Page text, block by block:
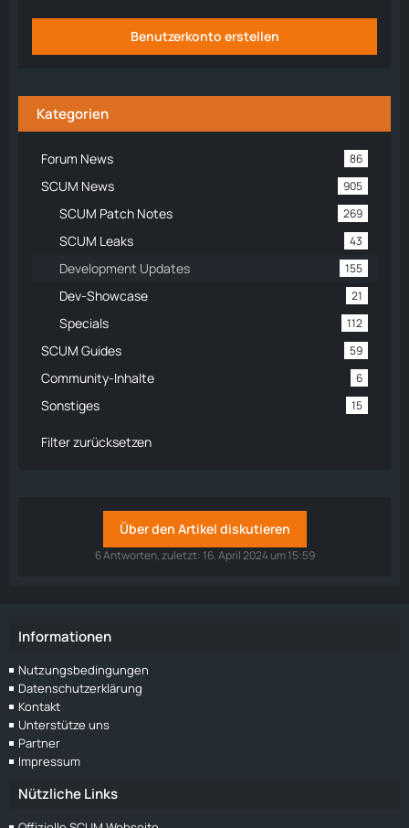
Benutzerkonto erstellen
Kategorien
Forum News 86
SCUM News 905
SCUM Patch Notes 269
SCUM Leaks 43
Development Updates 155
Dev-Showcase 21
Specials 112
SCUM Guides 59
Community-Inhalte 6
Sonstiges 15
Filter zurücksetzen
Über den Artikel diskutieren
6 Antworten, zuletzt: 16. April 2024 um 15:59
Informationen
Nutzungsbedingungen
Datenschutzerklärung
Kontakt
Unterstütze uns
Partner
Impressum
Nützliche Links